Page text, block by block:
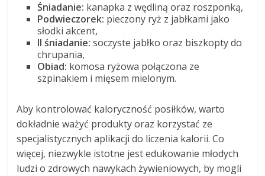
Śniadanie: kanapka z wędliną oraz roszponką,
Podwieczorek: pieczony ryż z jabłkami jako
słodki akcent,
II śniadanie: soczyste jabłko oraz biszkopty do
chrupania,
Obiad: komosa ryżowa połączona ze
szpinakiem i mięsem mielonym.
Aby kontrolować kaloryczność posiłków, warto
dokładnie ważyć produkty oraz korzystać ze
specjalistycznych aplikacji do liczenia kalorii. Co
więcej, niezwykle istotne jest edukowanie młodych
ludzi o zdrowych nawykach żywieniowych, by mogli